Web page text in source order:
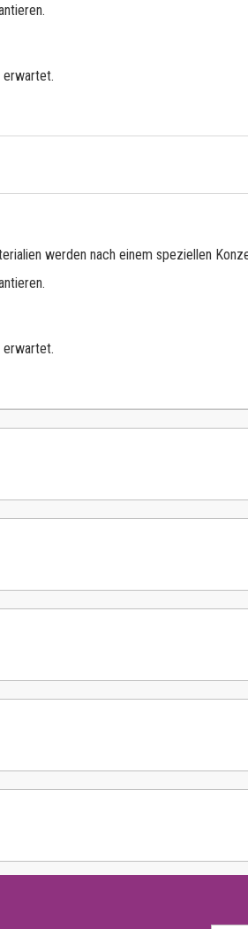
erwartet.
werden nach einem speziellen
erwartet.